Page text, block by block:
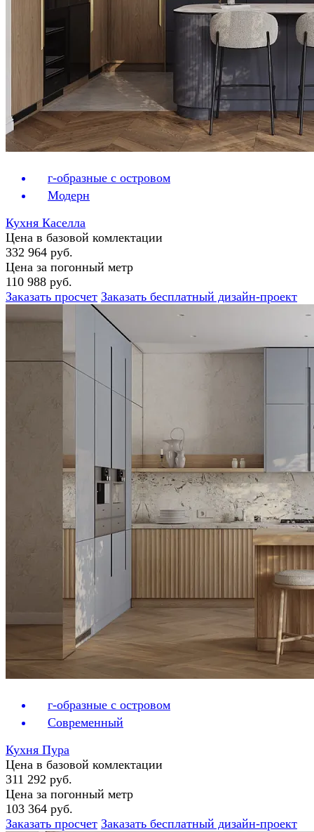
г-образные с островом
Модерн
Кухня Каселла
Цена в базовой комлектации
332 964 руб.
Цена за погонный метр
110 988 руб.
Заказать просчет Заказать бесплатный дизайн-проект
г-образные с островом
Современный
Кухня Пура
Цена в базовой комлектации
311 292 руб.
Цена за погонный метр
103 364 руб.
Заказать просчет Заказать бесплатный дизайн-проект